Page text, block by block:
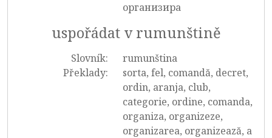
организира
uspořádat v rumunštině
Slovník:
rumunština
Překlady:
sorta, fel, comandă, decret,
ordin, aranja, club,
categorie, ordine, comanda,
organiza, organizeze,
organizarea, organizează, a